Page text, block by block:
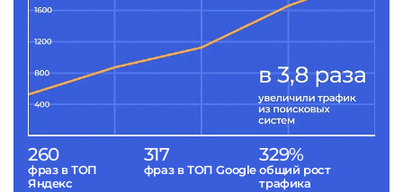
260
фраз в ТОП
Яндекс
317
фраз в ТОП Google
329%
общий рост
трафика